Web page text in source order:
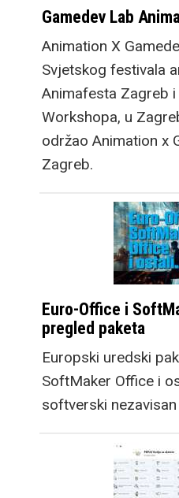
Gamedev Lab
Animation X
Svjetskog festivala
Animafesta Zagreb i
Workshopa, u
održao Animation x
Zagreb.
Euro-Office i
pregled paketa
Europski uredski
SoftMaker Office i
softverski